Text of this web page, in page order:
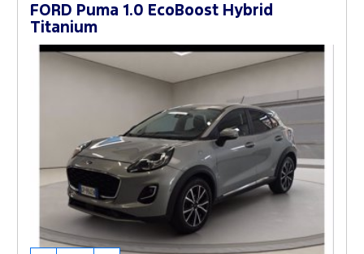
FORD Puma 1.0 EcoBoost Hybrid
Titanium